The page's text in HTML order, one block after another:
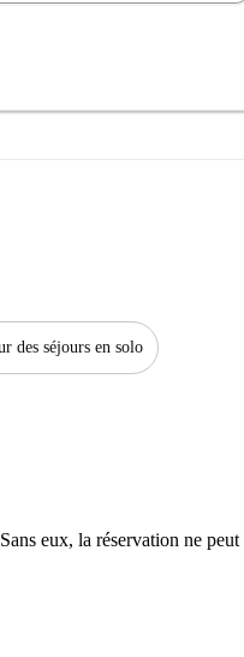
des séjours en solo
eux, la réservation ne peut